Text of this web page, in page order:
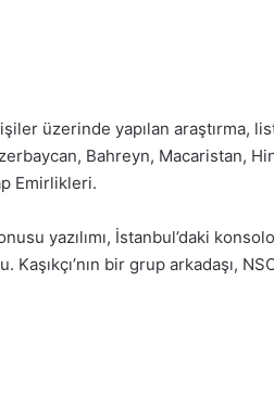
üzerinde yapılan araştırma,
Bahreyn, Macaristan,
Emirlikleri.
yazılımı, İstanbul’daki
Kaşıkçı’nın bir grup arkadaşı,